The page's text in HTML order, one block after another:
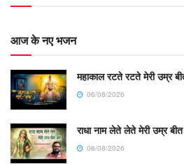
आज के नए भजन
महाकाल रटते रटते मेरी उम्र
06/08/2026
राधा नाम लेते लेते मेरी उम्र
06/08/2026